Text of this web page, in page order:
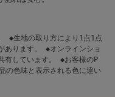
◆生地の取り方により1点1点
あります。 ◆オンラインショ
有しています。 ◆お客様のP
の色味と表示される色に違い